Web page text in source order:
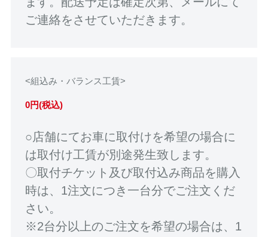
ご連絡をさせていただきます。
<組込み・バランス工賃>
0円(税込)
○店舗にてお車に取付けを希望の場合に
は取付け工賃が別途発生致します。
〇取付チケット及び取付込み商品を購入
時は、1注文につき一台分でご注文くだ
さい。
※2台分以上のご注文を希望の場合は、1